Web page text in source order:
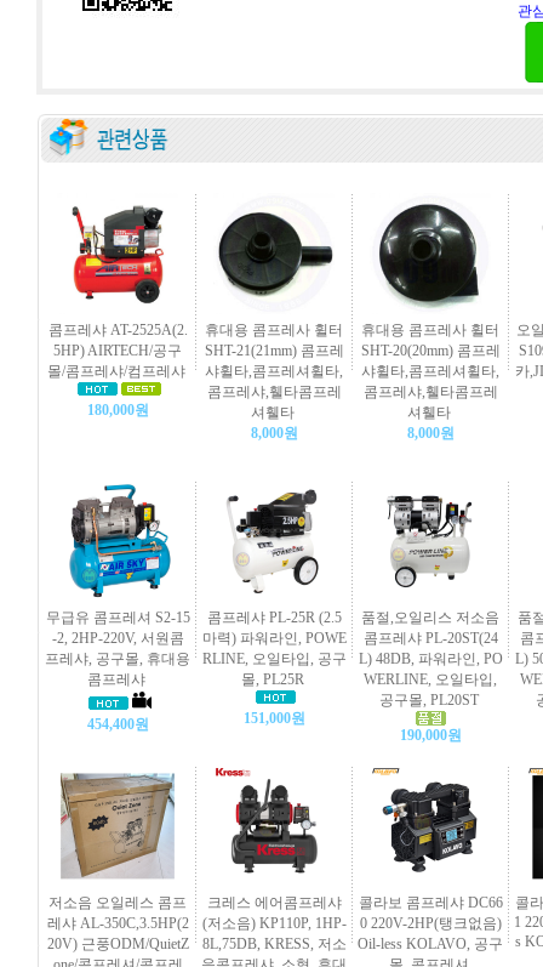
관
콤프레샤 AT-2525A(2.
5HP) AIRTECH/공구
몰/콤프레샤/컴프레샤
180,000원
휴대용 콤프레사 휠터
SHT-21(21mm) 콤프레
샤휠타,콤프레셔휠타,
콤프레샤,휄타콤프레
셔휄타
8,000원
휴대용 콤프레사 휠터
SHT-20(20mm) 콤프레
샤휠타,콤프레셔휠타,
콤프레샤,휄타콤프레
셔휄타
8,000원
오
카
무급유 콤프레셔 S2-15
-2, 2HP-220V, 서원콤
프레샤, 공구몰, 휴대용
콤프레샤
454,400원
콤프레샤 PL-25R (2.5
마력) 파워라인, POWE
RLINE, 오일타입, 공구
몰, PL25R
151,000원
품절,오일리스 저소음
콤프레샤 PL-20ST(24
L) 48DB, 파워라인, PO
WERLINE, 오일타입,
공구몰, PL20ST
190,000원
품
콤
L)
저소음 오일레스 콤프
레샤 AL-350C,3.5HP(2
20V) 근풍ODM/QuietZ
크레스 에어콤프레샤
(저소음) KP110P, 1HP-
8L,75DB, KRESS, 저소
콜라보 콤프레샤 DC66
0 220V-2HP(탱크없음)
Oil-less KOLAVO, 공구
콜
1
s